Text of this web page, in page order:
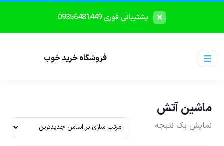
پشتیبانی فوری 09356481449
فروشگاه خرید خوب
ماشین آتش
نمایش یک نتیجه